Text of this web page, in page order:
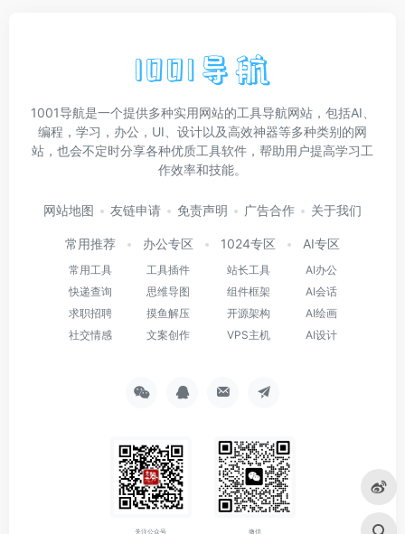
1001导航是一个提供多种实用网站的工具导航网站，包括AI、
编程，学习，办公，UI、设计以及高效神器等多种类别的网
站，也会不定时分享各种优质工具软件，帮助用户提高学习工
作效率和技能。
网站地图 友链申请 免责声明 广告合作 关于我们
常用推荐
常用工具
快递查询
求职招聘
社交情感
办公专区
工具插件
思维导图
摸鱼解压
文案创作
1024专区
站长工具
组件框架
开源架构
VPS主机
AI专区
AI办公
AI会话
AI绘画
AI设计
关注公众号 微信